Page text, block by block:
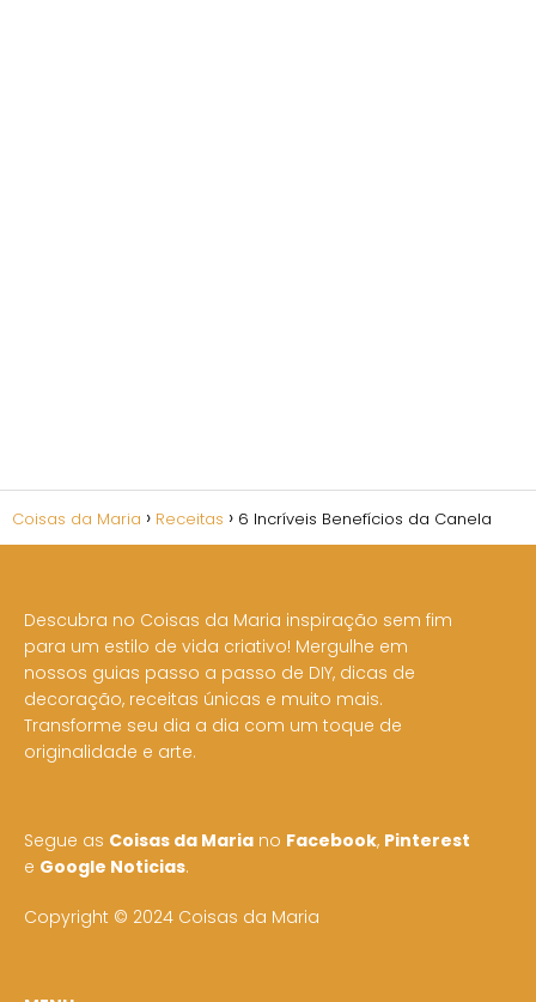
Coisas da Maria Receitas 6 Incríveis Benefícios da Canela
Descubra no Coisas da Maria inspiração sem fim
para um estilo de vida criativo! Mergulhe em
nossos guias passo a passo de DIY, dicas de
decoração, receitas únicas e muito mais.
Transforme seu dia a dia com um toque de
originalidade e arte.
Segue as Coisas da Maria no Facebook, Pinterest
e Google Noticias.
Copyright © 2024 Coisas da Maria